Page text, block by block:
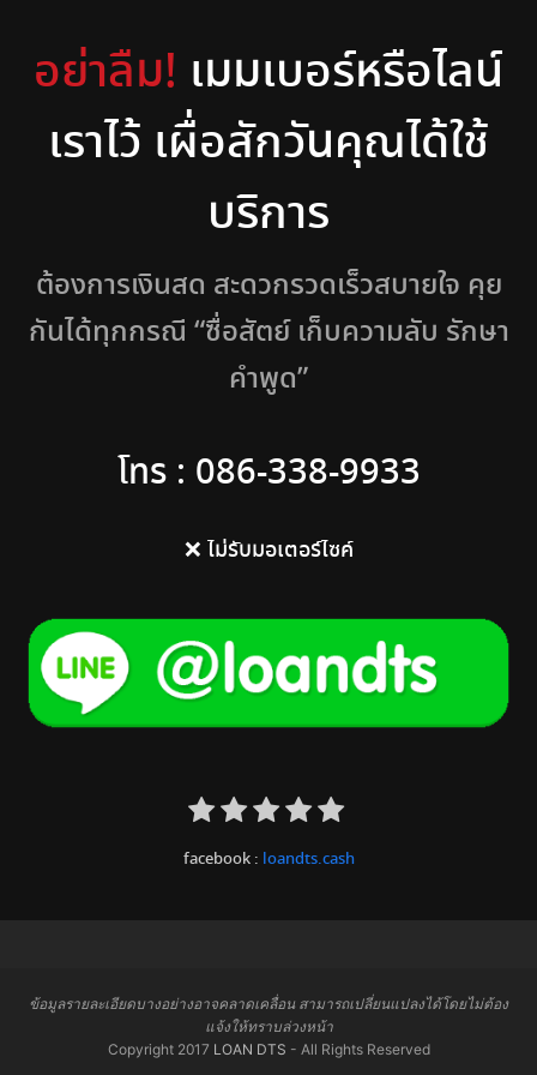
อย่าลืม! เมมเบอร์หรือไลน์
เราไว้ เผื่อสักวันคุณได้ใช้
บริการ
ต้องการเงินสด สะดวกรวดเร็วสบายใจ คุย
กันได้ทุกกรณี “ซื่อสัตย์ เก็บความลับ รักษา
คำพูด”
โทร : 086-338-9933
❌ ไม่รับมอเตอร์ไซค์
facebook : loandts.cash
ข้อมูลรายละเอียดบางอย่างอาจคลาดเคลื่อน สามารถเปลี่ยนแปลงได้โดยไม่ต้อง
แจ้งให้ทราบล่วงหน้า
Copyright 2017 LOAN DTS - All Rights Reserved